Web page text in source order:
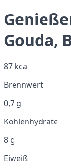
Gouda,
87 kcal
Brennwert
0,7 g
Kohlenhydrate
8 g
Eiweiß